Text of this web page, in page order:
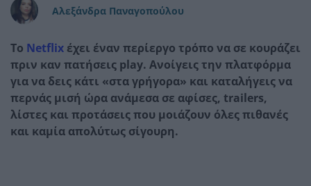
Αλεξάνδρα Παναγοπούλου
Το Netflix έχει έναν περίεργο τρόπο να σε κουράζει
πριν καν πατήσεις play. Ανοίγεις την πλατφόρμα
για να δεις κάτι «στα γρήγορα» και καταλήγεις να
περνάς μισή ώρα ανάμεσα σε αφίσες, trailers,
λίστες και προτάσεις που μοιάζουν όλες πιθανές
και καμία απολύτως σίγουρη.